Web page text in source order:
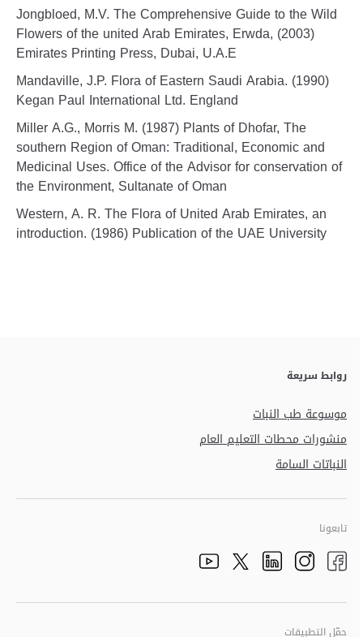
Jongbloed, M.V. The Comprehensive Guide to the Wild
Flowers of the united Arab Emirates, Erwda, (2003)
Emirates Printing Press, Dubai, U.A.E
Mandaville, J.P. Flora of Eastern Saudi Arabia. (1990)
Kegan Paul International Ltd. England
Miller A.G., Morris M. (1987) Plants of Dhofar, The
southern Region of Oman: Traditional, Economic and
Medicinal Uses. Office of the Advisor for conservation of
the Environment, Sultanate of Oman
Western, A. R. The Flora of United Arab Emirates, an
introduction. (1986) Publication of the UAE University
روابط سريعة
موسوعة طب النبات
منشورات محطات التعليم العام
النباتات السامة
تابعونا
الذهاب الى تم
الذهاب الى تمالذهاب الى تمالذهاب الى تمالذهاب الى تم
حمّل التطبيقات